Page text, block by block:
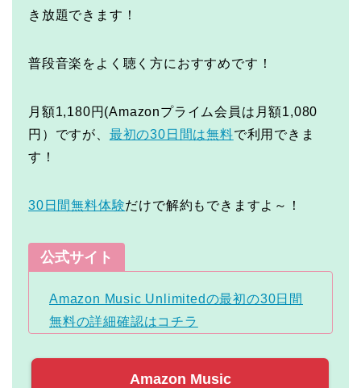
き放題できます！
普段音楽をよく聴く方におすすめです！
月額1,180円(Amazonプライム会員は月額1,080
円）ですが、 最初の30日間は無料で利用できま
す！
30日間無料体験だけで解約もできますよ～！
公式サイト
Amazon Music Unlimitedの最初の30日間
無料の詳細確認はコチラ
Amazon Music